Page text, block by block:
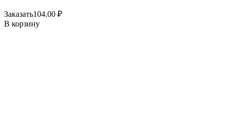
Заказать104.00 ₽
В корзину